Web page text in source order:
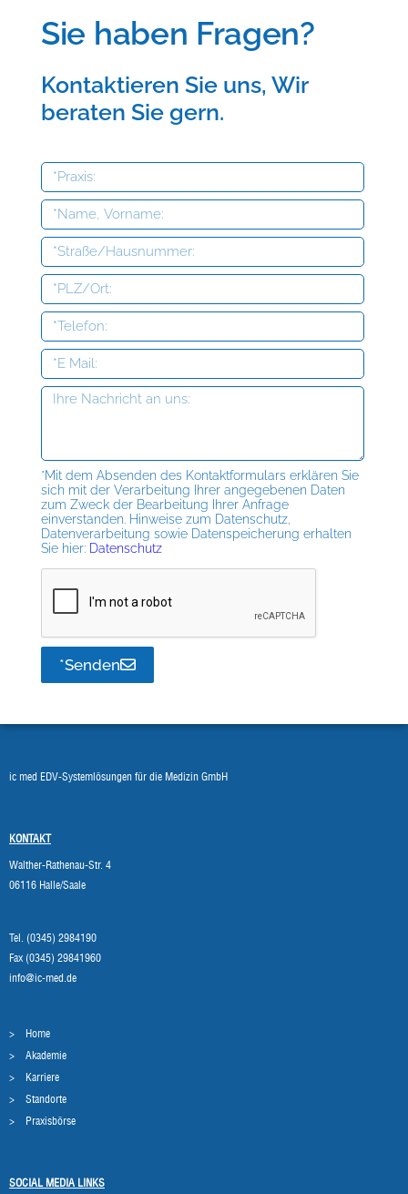
Sie haben Fragen?
Kontaktieren Sie uns, Wir
beraten Sie gern.
*Mit dem Absenden des Kontaktformulars erklären Sie
sich mit der Verarbeitung Ihrer angegebenen Daten
zum Zweck der Bearbeitung Ihrer Anfrage
einverstanden. Hinweise zum Datenschutz,
Datenverarbeitung sowie Datenspeicherung erhalten
Sie hier: Datenschutz
*Senden
ic med EDV-Systemlösungen für die Medizin GmbH
KONTAKT
Walther-Rathenau-Str. 4
06116 Halle/Saale
Tel. (0345) 2984190
Fax (0345) 29841960
info@ic-med.de
Home
Akademie
Karriere
Standorte
Praxisbörse
SOCIAL MEDIA LINKS